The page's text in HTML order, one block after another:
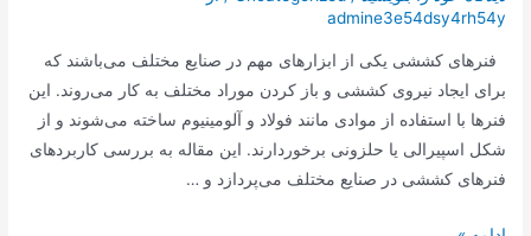
امروز
به
پایان
می‌رسد
admine3e54dsy4rh54y
فنرهای کششی یکی از ابزارهای مهم در صنایع مختلف می‌باشند که
برای ایجاد نیروی کششی و باز کردن موراد مختلف به کار می‌روند. این
فنرها با استفاده از موادی مانند فولاد و آلومینیوم ساخته می‌شوند و از
شکل اسپیرالی یا حلزونی برخوردارند. این مقاله به بررسی کاربردهای
فنرهای کششی در صنایع مختلف می‌پردازد و …